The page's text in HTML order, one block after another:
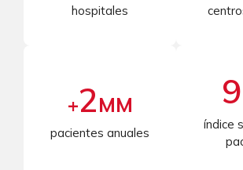
hospitales
+2MM
pacientes anuales
índice